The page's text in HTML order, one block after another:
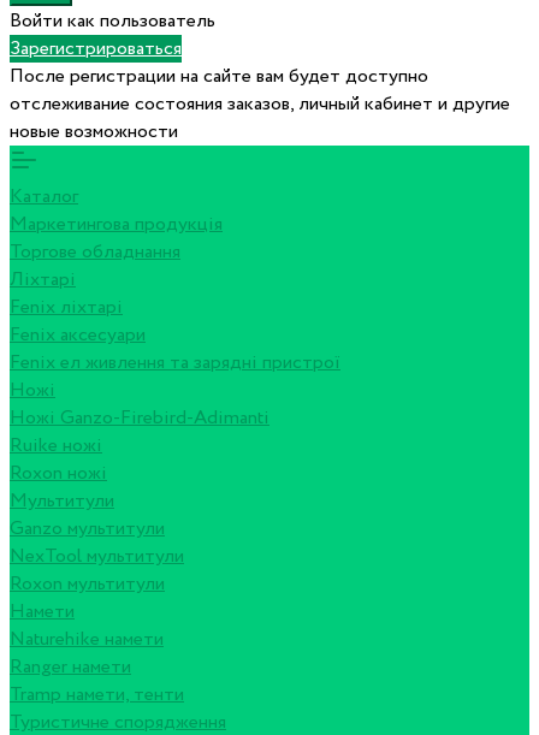
Войти как пользователь
Зарегистрироваться
После регистрации на сайте вам будет доступно
отслеживание состояния заказов, личный кабинет и другие
новые возможности
Каталог
Маркетингова продукція
Торгове обладнання
Ліхтарі
Fenix ліхтарі
Fenix аксесуари
Fenix ел живлення та зарядні пристрої
Ножі
Ножі Ganzo-Firebird-Adimanti
Ruike ножі
Roxon ножi
Мультитули
Ganzo мультитули
NexTool мультитули
Roxon мультитули
Намети
Naturehike намети
Ranger намети
Tramp намети, тенти
Туристичне спорядження